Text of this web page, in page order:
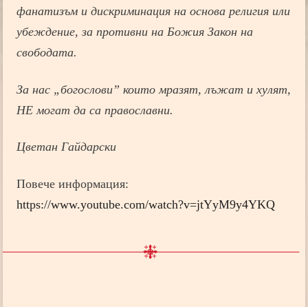
фанатизъм и дискриминация на основа религия или
убеждение, за противни на Божия Закон на
свободата.
За нас „богослови” които мразят, лъжат и хулят,
НЕ могат да са православни.
Цветан Гайдарски
Повече информация:
https://www.youtube.com/watch?v=jtYyM9y4YKQ